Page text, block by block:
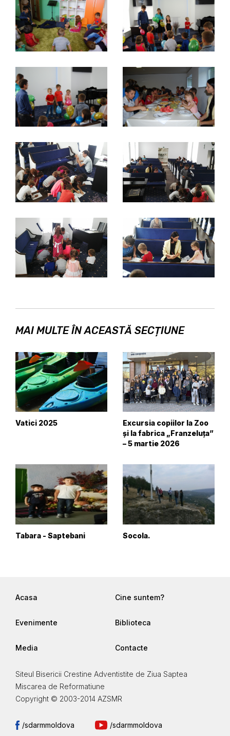
MAI MULTE ÎN ACEASTĂ SECȚIUNE
Vatici 2025
Excursia copiilor la Zoo
și la fabrica „Franzeluța”
– 5 martie 2026
Tabara - Saptebani Socola.
Acasa Cine suntem?
Evenimente Biblioteca
Media Contacte
Siteul Bisericii Crestine Adventistite de Ziua Saptea
Miscarea de Reformatiune
Copyright © 2003-2014 AZSMR
/sdarmmoldova /sdarmmoldova